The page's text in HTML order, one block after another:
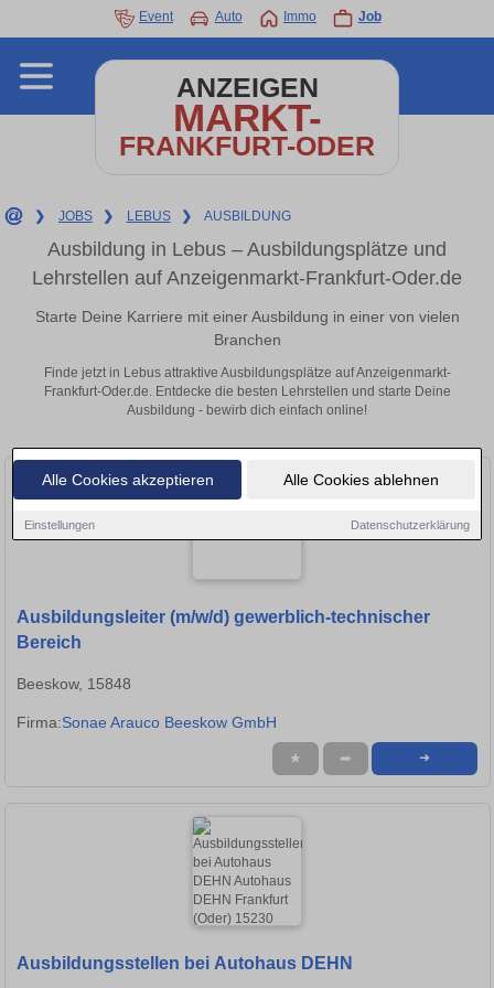
Alle Cookies akzeptieren Alle Cookies ablehnen
Einstellungen Datenschutzerklärung
Event Auto Immo Job
ANZEIGEN
MARKT-
FRANKFURT-ODER
❯ JOBS ❯ LEBUS ❯ AUSBILDUNG
Ausbildung in Lebus – Ausbildungsplätze und
Lehrstellen auf Anzeigenmarkt-Frankfurt-Oder.de
Starte Deine Karriere mit einer Ausbildung in einer von vielen
Branchen
Finde jetzt in Lebus attraktive Ausbildungsplätze auf Anzeigenmarkt-
Frankfurt-Oder.de. Entdecke die besten Lehrstellen und starte Deine
Ausbildung - bewirb dich einfach online!
Ausbildungsleiter (m/w/d) gewerblich-technischer
Bereich
Beeskow, 15848
Firma:Sonae Arauco Beeskow GmbH
★ ➦ ➜
Ausbildungsstellen bei Autohaus DEHN